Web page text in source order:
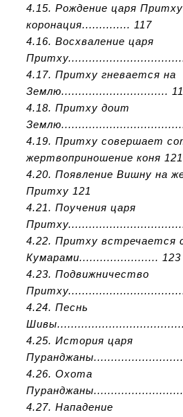
4.15. Рождение царя Притху
коронация.............. 117
4.16. Восхваление царя
4.17. Притху гневается на
Землю...............................
4.18. Притху доит
4.19. Притху совершает
жертвоприношение коня 121
4.20. Появление Вишну на
Притху 121
4.21. Поучения царя
4.22. Притху встречается
Кумарами....................... 123
4.23. Подвижничество
4.24. Песнь
4.25. История царя
4.26. Охота
4.27. Нападение